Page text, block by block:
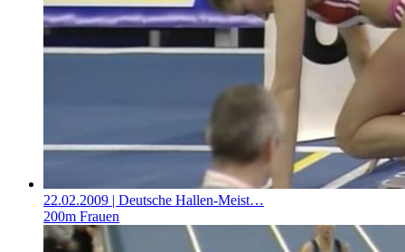
22.02.2009 | Deutsche Hallen-Meist…
200m Frauen